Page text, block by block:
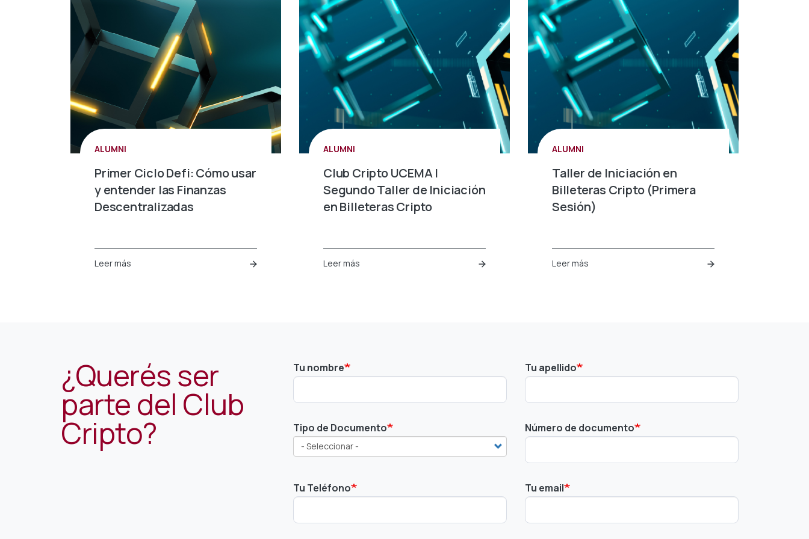
ALUMNI
Primer Ciclo Defi: Cómo usar
y entender las Finanzas
Descentralizadas
Leer más
ALUMNI
Club Cripto UCEMA |
Segundo Taller de Iniciación
en Billeteras Cripto
Leer más
ALUMNI
Taller de Iniciación en
Billeteras Cripto (Primera
Sesión)
Leer más
¿Querés ser
parte del Club
Cripto?
Tu nombre Tu apellido
Tipo de Documento Número de documento
Tu Teléfono Tu email